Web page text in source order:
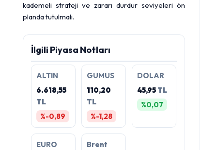
kademeli strateji ve zararı durdur seviyeleri ön
planda tutulmalı.
İlgili Piyasa Notları
ALTIN
6.618,55
TL
%-0,89
GUMUS
110,20
TL
%-1,28
DOLAR
45,95 TL
%0,07
EURO
Brent